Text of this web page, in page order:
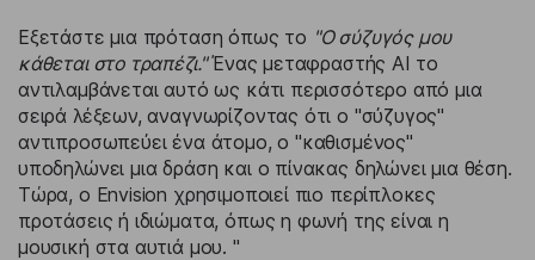
Εξετάστε μια πρόταση όπως το "Ο σύζυγός μου
κάθεται στο τραπέζι."Ένας μεταφραστής AI το
αντιλαμβάνεται αυτό ως κάτι περισσότερο από μια
σειρά λέξεων, αναγνωρίζοντας ότι ο "σύζυγος"
αντιπροσωπεύει ένα άτομο, ο "καθισμένος"
υποδηλώνει μια δράση και ο πίνακας δηλώνει μια θέση.
Τώρα, ο Envision χρησιμοποιεί πιο περίπλοκες
προτάσεις ή ιδιώματα, όπως η φωνή της είναι η
μουσική στα αυτιά μου. "